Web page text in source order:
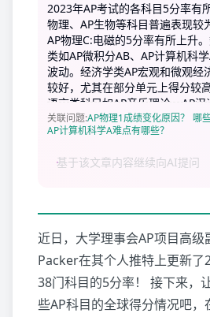
2023年AP考试的各科目5分率有
物理、AP生物等科目普遍表现较
AP物理C:电磁的5分率有所上升
类如AP微积分AB、AP计算机科
波动。经济学类AP宏观和微观经
较好，尤其在部分单元上得分较
语言类科目如AP音乐理论、AP
分科目提高了5分率。整体来看，
去年有所浮动。
关联问题:AP物理1成绩变化原因？ 哪
AP计算机科学A难点有哪些？
近日，大学理事会AP项目高
Packer在其个人推特上更新了
38门科目的5分率！ 接下来，
些AP科目的全球得分情况吧，